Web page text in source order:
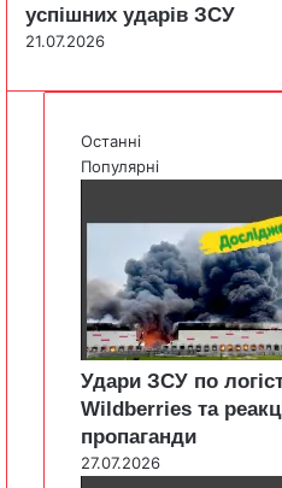
успішних ударів ЗСУ
21.07.2026
Останні
Популярні
Удари ЗСУ по
Wildberries та
пропаганди
27.07.2026